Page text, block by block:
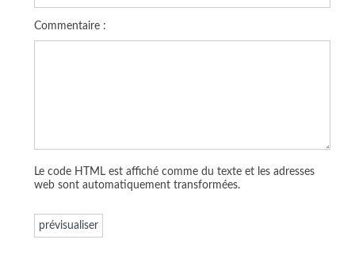
Commentaire :
Le code HTML est affiché comme du texte et les adresses
web sont automatiquement transformées.